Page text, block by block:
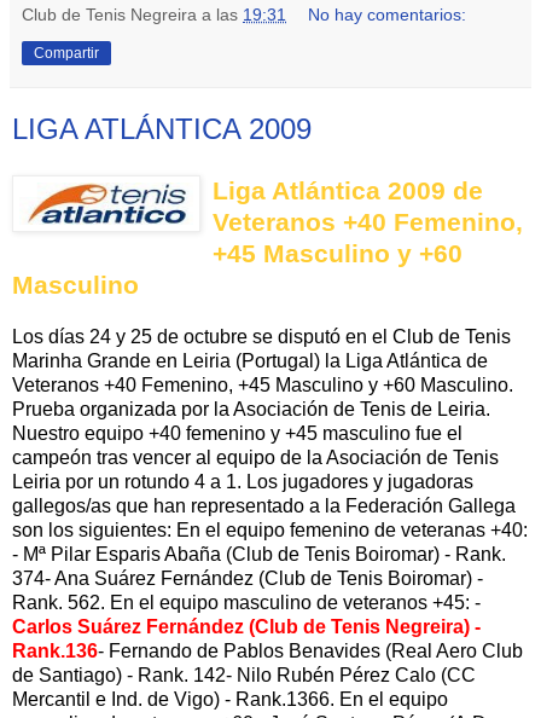
Club de Tenis Negreira a las 19:31 No hay comentarios:
Compartir
LIGA ATLÁNTICA 2009
Liga Atlántica 2009 de
Veteranos +40 Femenino,
+45 Masculino y +60
Masculino
Los días 24 y 25 de octubre se disputó en el Club de Tenis
Marinha Grande en Leiria (Portugal) la Liga Atlántica de
Veteranos +40 Femenino, +45 Masculino y +60 Masculino.
Prueba organizada por la Asociación de Tenis de Leiria.
Nuestro equipo +40 femenino y +45 masculino fue el
campeón tras vencer al equipo de la Asociación de Tenis
Leiria por un rotundo 4 a 1. Los jugadores y jugadoras
gallegos/as que han representado a la Federación Gallega
son los siguientes: En el equipo femenino de veteranas +40:
- Mª Pilar Esparis Abaña (Club de Tenis Boiromar) - Rank.
374- Ana Suárez Fernández (Club de Tenis Boiromar) -
Rank. 562. En el equipo masculino de veteranos +45: -
Carlos Suárez Fernández (Club de Tenis Negreira) -
Rank.136- Fernando de Pablos Benavides (Real Aero Club
de Santiago) - Rank. 142- Nilo Rubén Pérez Calo (CC
Mercantil e Ind. de Vigo) - Rank.1366. En el equipo